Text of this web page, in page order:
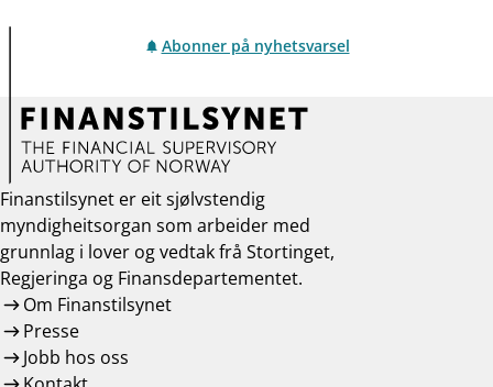
Abonner på nyhetsvarsel
Finanstilsynet er eit sjølvstendig
myndigheitsorgan som arbeider med
grunnlag i lover og vedtak frå Stortinget,
Regjeringa og Finansdepartementet.
Om Finanstilsynet
Presse
Jobb hos oss